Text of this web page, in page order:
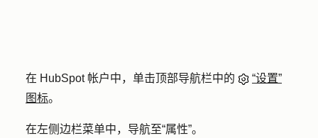
在 HubSpot 帐户中，单击顶部导航栏中的
“设置”
图标。
在左侧边栏菜单中，导航至“属性”。